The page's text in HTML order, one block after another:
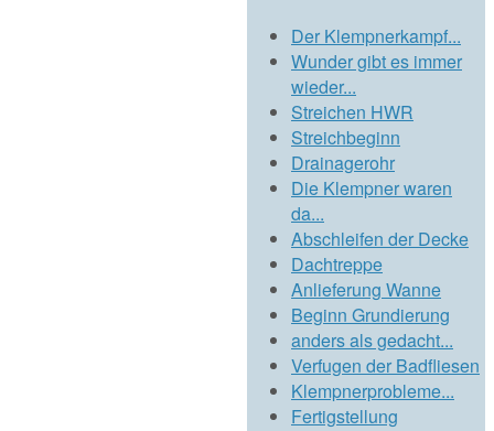
Der Klempnerkampf...
Wunder gibt es immer
wieder...
Streichen HWR
Streichbeginn
Drainagerohr
Die Klempner waren
da...
Abschleifen der Decke
Dachtreppe
Anlieferung Wanne
Beginn Grundierung
anders als gedacht...
Verfugen der Badfliesen
Klempnerprobleme...
Fertigstellung